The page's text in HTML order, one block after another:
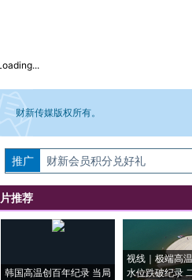
财新传媒版权所有。
如需刊登转载请点击右侧按钮，提交相关
推广 财新会员积分兑好礼
推荐
韩国高温创百年纪录 当局
视线｜极端高
水位跌破纪录